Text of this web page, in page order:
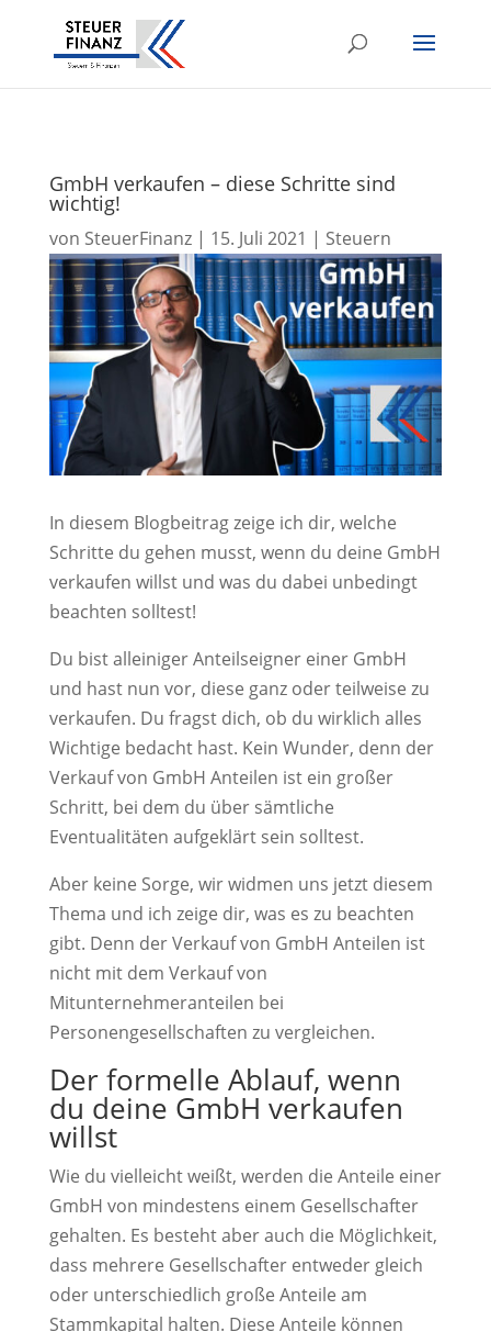
GmbH verkaufen – diese Schritte sind
wichtig!
von SteuerFinanz| 15. Juli 2021 | Steuern
In diesem Blogbeitrag zeige ich dir, welche
Schritte du gehen musst, wenn du deine GmbH
verkaufen willst und was du dabei unbedingt
beachten solltest!
Du bist alleiniger Anteilseigner einer GmbH
und hast nun vor, diese ganz oder teilweise zu
verkaufen. Du fragst dich, ob du wirklich alles
Wichtige bedacht hast. Kein Wunder, denn der
Verkauf von GmbH Anteilen ist ein großer
Schritt, bei dem du über sämtliche
Eventualitäten aufgeklärt sein solltest.
Aber keine Sorge, wir widmen uns jetzt diesem
Thema und ich zeige dir, was es zu beachten
gibt. Denn der Verkauf von GmbH Anteilen ist
nicht mit dem Verkauf von
Mitunternehmeranteilen bei
Personengesellschaften zu vergleichen.
Der formelle Ablauf, wenn
du deine GmbH verkaufen
willst
Wie du vielleicht weißt, werden die Anteile einer
GmbH von mindestens einem Gesellschafter
gehalten. Es besteht aber auch die Möglichkeit,
dass mehrere Gesellschafter entweder gleich
oder unterschiedlich große Anteile am
Stammkapital halten. Diese Anteile können